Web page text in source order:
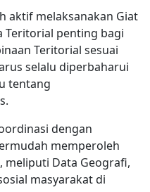
aktif melaksanakan Giat
Teritorial penting bagi
Teritorial sesuai
selalu diperbaharui
tentang
dengan
memperoleh
Data Geografi,
masyarakat di